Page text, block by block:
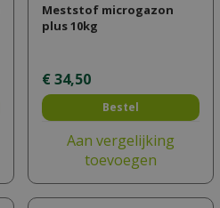
Meststof microgazon
plus 10kg
€ 34,50
Bestel
Aan vergelijking
toevoegen